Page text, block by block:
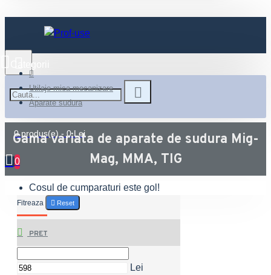
0 produs(e) - 0 Lei
0
Cosul de cumparaturi este gol!
Utilaje mica mecanizare
Aparate sudura
Gama variata de aparate de sudura Mig-
Mag, MMA, TIG
Fitreaza Reset
PRET
Lei